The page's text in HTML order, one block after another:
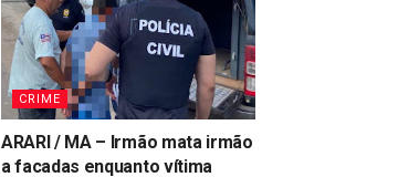
CRIME
ARARI / MA – Irmão mata irmão
a facadas enquanto vítima